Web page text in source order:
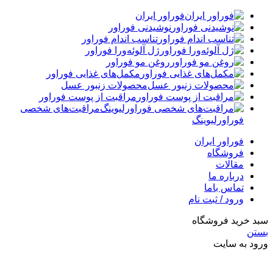
فوراور ایران
نوشیدنی فوراور
تناسب اندام فوراور
ژل آلوئه‌ورا فوراور
روغن مو فوراور
مکمل‌های غذایی فوراور
محصولات زنبور عسل
مراقبت از پوست فوراور
مراقبت‌های شخصی
فوراورلیوینگ
فوراور ایران
فروشگاه
مقالات
درباره ما
تماس باما
ورود / ثبت نام
سبد خرید فروشگاه
بستن
ورود به سایت